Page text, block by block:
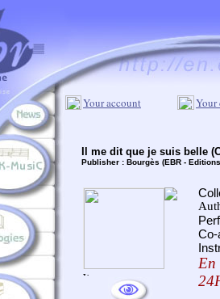
Your account Your
Il me dit que je suis belle
Publisher : Bourgès (EBR -
En